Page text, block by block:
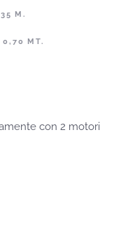
M.
0,70 MT.
con 2 motori